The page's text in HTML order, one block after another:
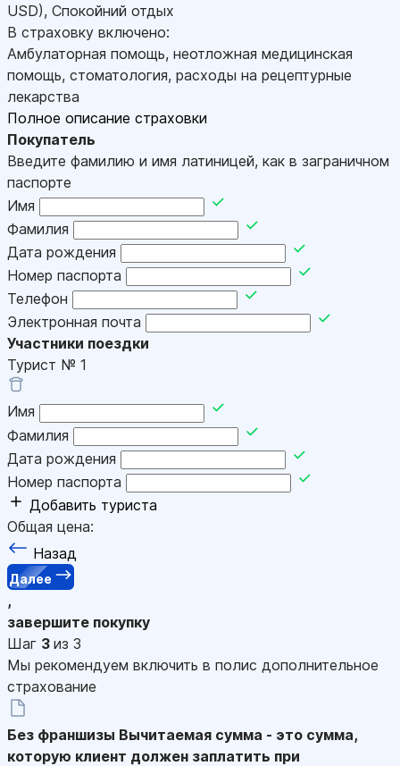
USD), Спокойний отдых
В страховку включено:
Амбулаторная помощь, неотложная медицинская
помощь, стоматология, расходы на рецептурные
лекарства
Полное описание страховки
Покупатель
Введите фамилию и имя латиницей, как в заграничном
паспорте
Имя
Фамилия
Дата рождения
Номер паспорта
Телефон
Электронная почта
Участники поездки
Турист № 1
Имя
Фамилия
Дата рождения
Номер паспорта
Добавить туриста
Общая цена:
Назад
Далее
,
завершите покупку
Шаг 3 из 3
Мы рекомендуем включить в полис дополнительное
страхование
Без франшизы Вычитаемая сумма - это сумма,
которую клиент должен заплатить при